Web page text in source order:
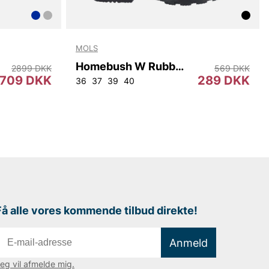
96 100 104 108
709 DKK
2899 DKK
MOLS
Homebush W Rubber Boot
36 37 39 40 289 DKK
569 DKK
alle vores kommende tilbud direkte!
Anmeld
vil afmelde mig.